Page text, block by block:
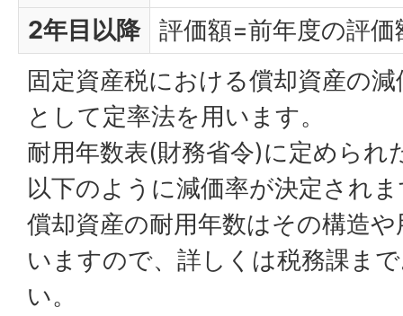
2年目以降
評価額=前年度の評
固定資産税における償却資産の
として定率法を用います。
耐用年数表(財務省令)に定められ
以下のように減価率が決定され
償却資産の耐用年数はその構造
いますので、詳しくは税務課ま
い。